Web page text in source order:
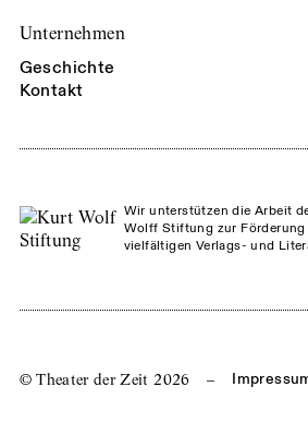
Unternehmen
Geschichte
Kontakt
Wir unterstützen die Arbeit
Wolff Stiftung zur Förderung
vielfältigen Verlags- und
© Theater der Zeit2026 –